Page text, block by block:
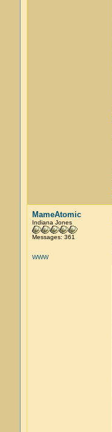
MameAtomic
Indiana Jones
Messages: 361
WWW